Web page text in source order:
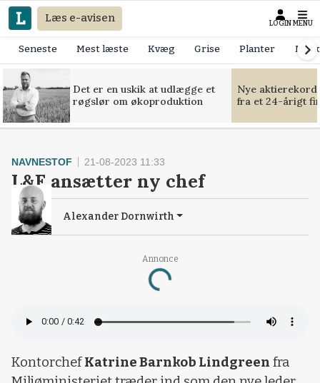
Læs e-avisen LOGIN MENU
Seneste Mest læste Kvæg Grise Planter
Det er en uskik at udlægge et
røgslør om økoproduktion
Nye
fra et 24-årigt
Annonce
Loading...
NAVNESTOF 21-08-2023 11:33
L&F ansætter ny chef
Alexander Dornwirth
KontorchefKatrine Barnkob Lindgreen fra